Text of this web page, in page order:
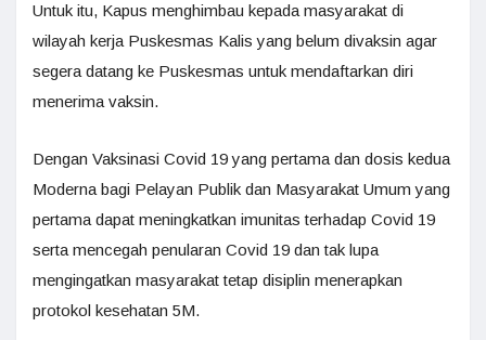
Untuk itu, Kapus menghimbau kepada masyarakat di
wilayah kerja Puskesmas Kalis yang belum divaksin agar
segera datang ke Puskesmas untuk mendaftarkan diri
menerima vaksin.
Dengan Vaksinasi Covid 19 yang pertama dan dosis kedua
Moderna bagi Pelayan Publik dan Masyarakat Umum yang
pertama dapat meningkatkan imunitas terhadap Covid 19
serta mencegah penularan Covid 19 dan tak lupa
mengingatkan masyarakat tetap disiplin menerapkan
protokol kesehatan 5M.